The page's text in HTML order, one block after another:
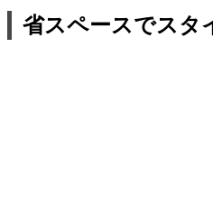
省スペースでスタ